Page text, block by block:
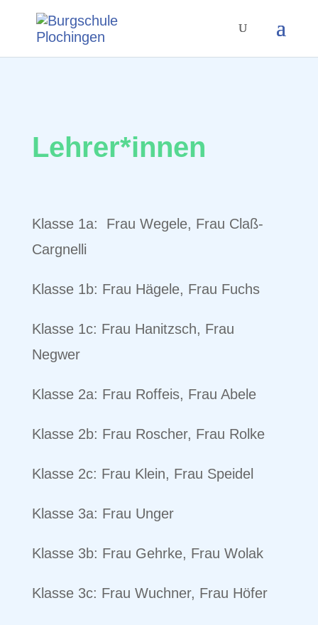
Lehrer*innen
Klasse 1a: Frau Wegele, Frau Claß-
Cargnelli
Klasse 1b: Frau Hägele, Frau Fuchs
Klasse 1c: Frau Hanitzsch, Frau
Negwer
Klasse 2a: Frau Roffeis, Frau Abele
Klasse 2b: Frau Roscher, Frau Rolke
Klasse 2c: Frau Klein, Frau Speidel
Klasse 3a: Frau Unger
Klasse 3b: Frau Gehrke, Frau Wolak
Klasse 3c: Frau Wuchner, Frau Höfer